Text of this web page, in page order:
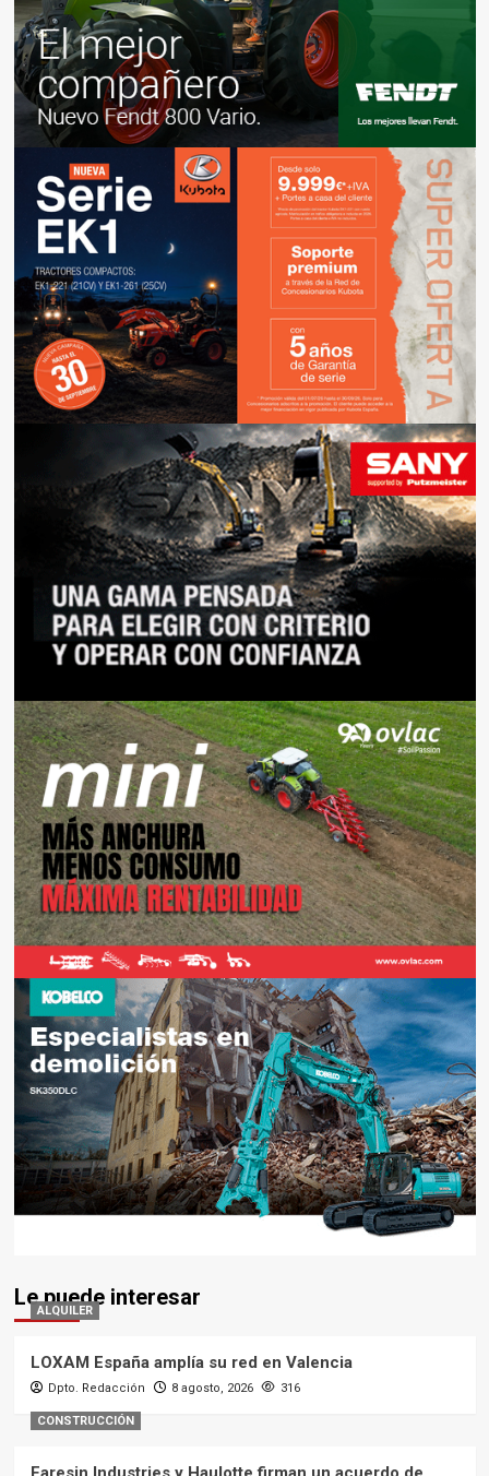
Le puede interesar
ALQUILER
LOXAM España amplía su red en Valencia
Dpto. Redacción 8 agosto, 2026 316
CONSTRUCCIÓN